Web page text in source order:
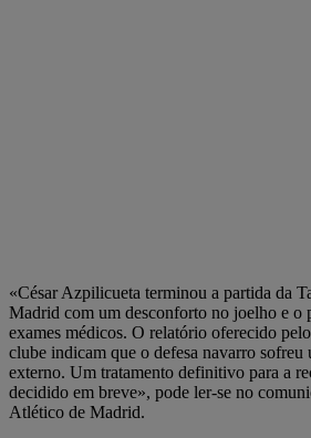
«César Azpilicueta terminou a partida da
Madrid com um desconforto no joelho e o
exames médicos. O relatório oferecido
clube indicam que o defesa navarro sofreu
externo. Um tratamento definitivo para a
decidido em breve», pode ler-se no
Atlético de Madrid.